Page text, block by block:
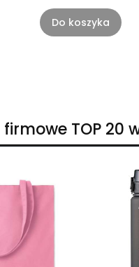
Do koszyka
TOP 20